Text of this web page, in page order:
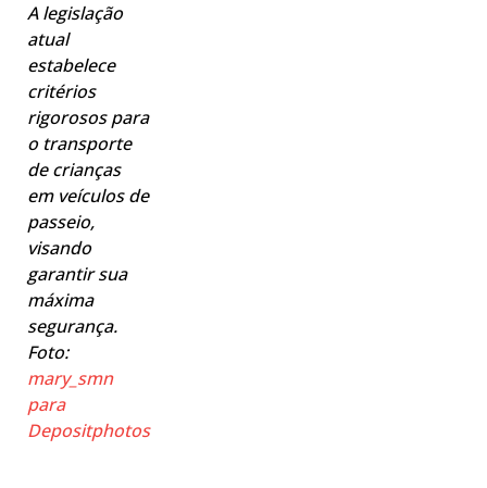
A legislação
atual
estabelece
critérios
rigorosos para
o transporte
de crianças
em veículos de
passeio,
visando
garantir sua
máxima
segurança.
Foto:
mary_smn
para
Depositphotos